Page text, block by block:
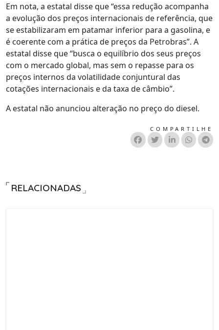
Em nota, a estatal disse que “essa redução acompanha
a evolução dos preços internacionais de referência, que
se estabilizaram em patamar inferior para a gasolina, e
é coerente com a prática de preços da Petrobras”. A
estatal disse que “busca o equilíbrio dos seus preços
com o mercado global, mas sem o repasse para os
preços internos da volatilidade conjuntural das
cotações internacionais e da taxa de câmbio”.
A estatal não anunciou alteração no preço do diesel.
COMPARTILHE
RELACIONADAS